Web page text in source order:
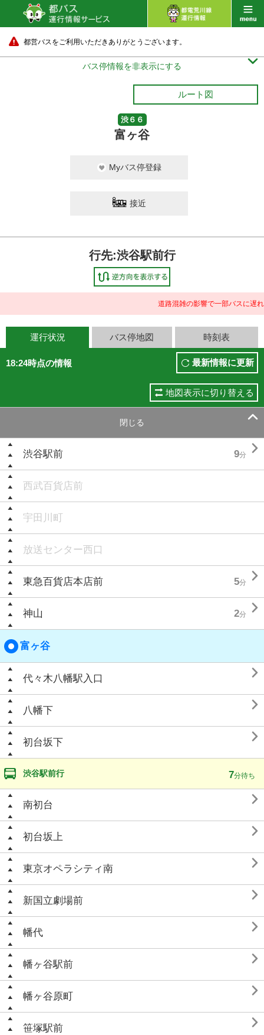
都営バスをご利用いただきありがとうございます。
バス停情報を非表示にする 
ルート図
渋６６
富ヶ谷
Myバス停登録
接近
行先:渋谷駅前行
道路混雑の影響で一部バスに遅
運行状況 バス停地図 時刻表
18:24時点の情報 最新情報に更新
地図表示に切り替える
閉じる 
渋谷駅前 9分 
西武百貨店前
宇田川町
放送センター西口
東急百貨店本店前 5分 
神山 2分 
富ヶ谷
代々木八幡駅入口 
八幡下 
初台坂下 
渋谷駅前行 7分待ち
南初台 
初台坂上 
東京オペラシティ南 
新国立劇場前 
幡代 
幡ヶ谷駅前 
幡ヶ谷原町 
笹塚駅前 